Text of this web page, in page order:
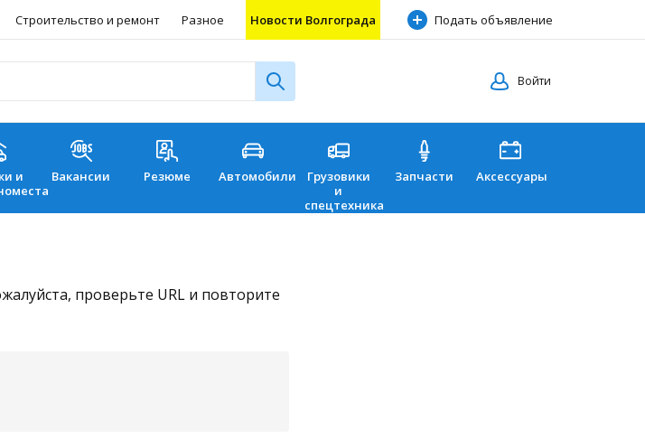
Строительство и ремонт Разное Новости Волгограда Подать объявление
Войти
и
Вакансии Резюме Автомобили
Грузовики
и
спецтехника
Запчасти Аксессуары
проверьте URL и повторите